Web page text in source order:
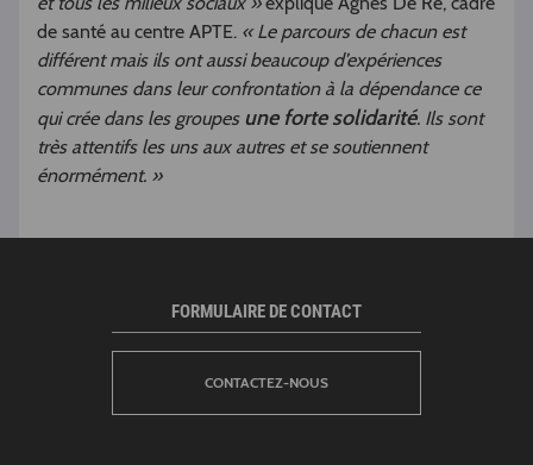
de santé au centre APTE. « Le parcours de chacun est
différent mais ils ont aussi beaucoup d’expériences
communes dans leur confrontation à la dépendance ce
qui crée dans les groupes une forte solidarité. Ils sont
très attentifs les uns aux autres et se soutiennent
énormément. »
FORMULAIRE DE CONTACT
CONTACTEZ-NOUS